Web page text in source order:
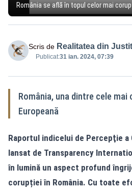
România se află în topul celor mai
Scris de Realitatea din
Publicat:31 ian. 2024, 07:39
România, una dintre cele
Europeană
Raportul indicelui de Percepţie
lansat de Transparency
în lumină un aspect profund
corupției în România. Cu toate